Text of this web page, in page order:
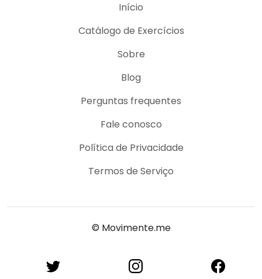
Início
Catálogo de Exercícios
Sobre
Blog
Perguntas frequentes
Fale conosco
Política de Privacidade
Termos de Serviço
© Movimente.me